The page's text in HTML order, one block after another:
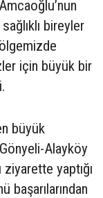
bireyler
için büyük bir
büyük
Alayköy
yaptığı
başarılarından